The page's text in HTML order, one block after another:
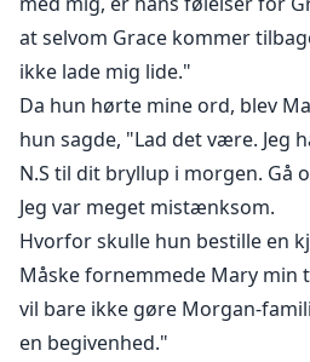
at selvom Grace kommer
ikke lade mig lide."
Da hun hørte mine ord, blev
hun sagde, "Lad det være. Jeg
N.S til dit bryllup i morgen. Gå
Jeg var meget mistænksom.
Hvorfor skulle hun bestille en
Måske fornemmede Mary min
vil bare ikke gøre Morgan-
en begivenhed."